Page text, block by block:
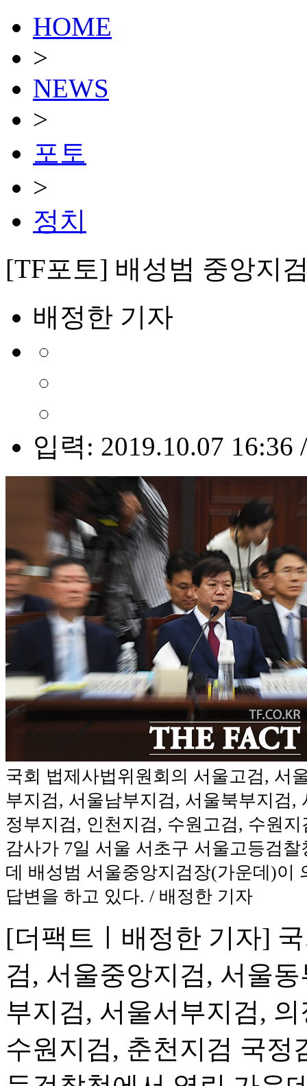
HOME
>
NEWS
>
포토
>
정치
[TF포토] 배성범 중앙지
배정한 기자
입력: 2019.10.07 16:36
국회 법제사법위원회의 서울고검, 서
부지검, 서울남부지검, 서울북부지검,
정부지검, 인천지검, 수원고검, 수원
감사가 7일 서울 서초구 서울고등검
데 배성범 서울중앙지검장(가운데)이
답변을 하고 있다. / 배정한 기자
[더팩트ㅣ배정한 기자]
검, 서울중앙지검, 서울
부지검, 서울서부지검,
수원지검, 춘천지검 국정